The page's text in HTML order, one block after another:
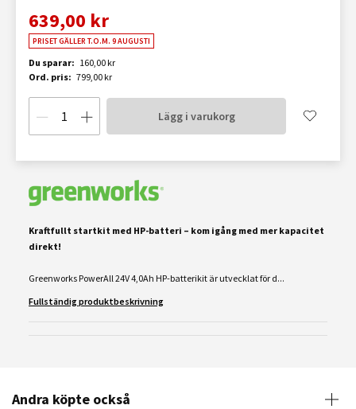
639,00 kr
PRISET GÄLLER T.O.M. 9 AUGUSTI
Du sparar: 160,00 kr
Ord. pris: 799,00 kr
Lägg i varukorg
Kraftfullt startkit med HP-batteri – kom igång med mer kapacitet
direkt!
Greenworks PowerAll 24V 4,0Ah HP-batterikit är utvecklat för d...
Fullständig produktbeskrivning
Andra köpte också